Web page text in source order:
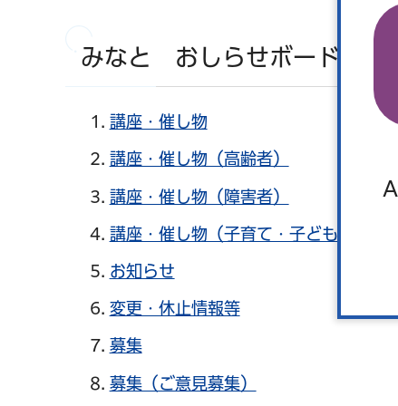
みなと おしらせボード
講座・催し物
講座・催し物（高齢者）
講座・催し物（障害者）
講座・催し物（子育て・子ども）
お知らせ
変更・休止情報等
募集
募集（ご意見募集）